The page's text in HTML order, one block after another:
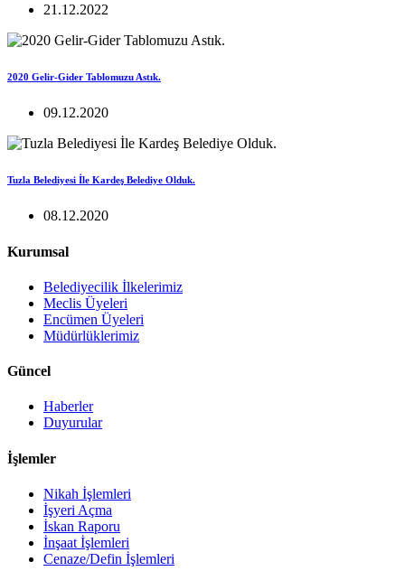
21.12.2022
2020 Gelir-Gider Tablomuzu Astık.
09.12.2020
Tuzla Belediyesi İle Kardeş Belediye Olduk.
08.12.2020
Kurumsal
Belediyecilik İlkelerimiz
Meclis Üyeleri
Encümen Üyeleri
Müdürlüklerimiz
Güncel
Haberler
Duyurular
İşlemler
Nikah İşlemleri
İşyeri Açma
İskan Raporu
İnşaat İşlemleri
Cenaze/Defin İşlemleri